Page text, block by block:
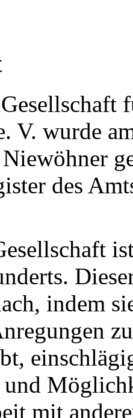
V. wurde
des
indem
mit